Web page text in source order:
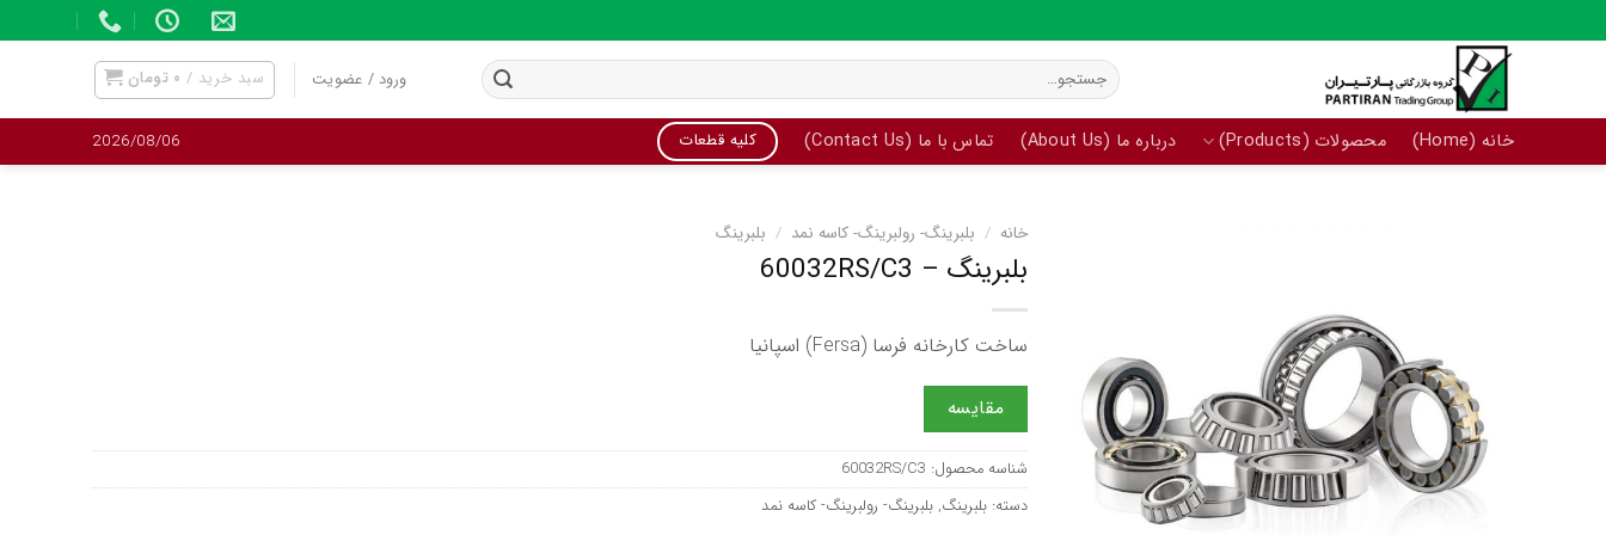
to
جستجو
برای:
ورود / عضویت سبد خرید / ۰ تومان
خانه (Home) محصولات (Products) درباره ما (About Us) تماس با ما (Contact Us) کلیه قطعات 2026/08/06
خانه / بلبرینگ- رولبرینگ- کاسه نمد / بلبرینگ
بلبرینگ – 60032RS/C3
ساخت کارخانه فرسا (Fersa) اسپانیا
مقایسه
شناسه محصول: 60032RS/C3
دسته: بلبرینگ, بلبرینگ- رولبرینگ- کاسه نمد